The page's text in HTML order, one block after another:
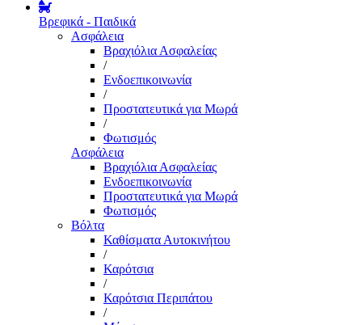
Βρεφικά - Παιδικά
Ασφάλεια
Βραχιόλια Ασφαλείας
/
Ενδοεπικοινωνία
/
Προστατευτικά για Μωρά
/
Φωτισμός
Ασφάλεια
Βραχιόλια Ασφαλείας
Ενδοεπικοινωνία
Προστατευτικά για Μωρά
Φωτισμός
Βόλτα
Καθίσματα Αυτοκινήτου
/
Καρότσια
/
Καρότσια Περιπάτου
/